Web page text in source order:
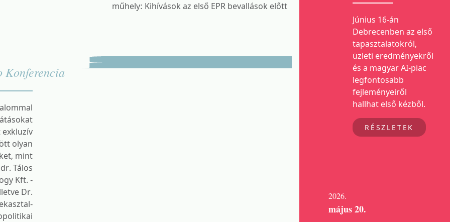
Június 16-án
Debrecenben az első
tapasztalatokról,
üzleti eredményekről
és a magyar AI-piac
legfontosabb
fejleményeiről
hallhat első kézből.
RÉSZLETEK
2026.
május 20.
műhely: Kihívások az első EPR bevallások előtt
Konferencia
olyan
mint
Tálos
Kft. -
Dr.